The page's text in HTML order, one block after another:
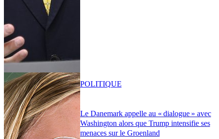
Le Danemark appelle au « dialogue » avec
Washington alors que Trump intensifie ses
menaces sur le Groenland
POLITIQUE